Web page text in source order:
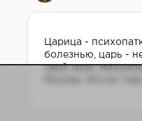
Царица -
болезнью, царь -
свой трон,